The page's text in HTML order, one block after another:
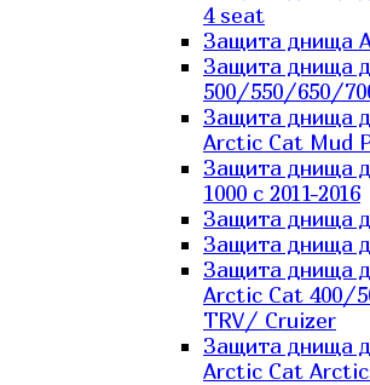
4 seat
Защита днища
Защита днища
500/550/650/
Защита днища
Arctic Cat Mud
Защита днища
1000 c 2011-2016
Защита днища
Защита днища
Защита днища
Arctic Cat 400/
TRV/ Cruizer
Защита днища
Arctic Cat